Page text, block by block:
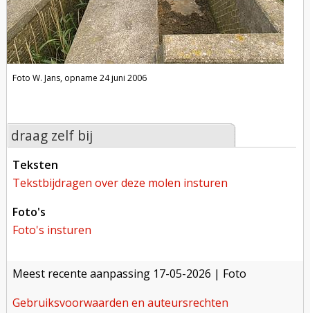
Foto W. Jans, opname 24 juni 2006
draag zelf bij
teksten
tekstbijdragen over deze molen insturen
foto's
foto's insturen
meest recente aanpassing 17-05-2026 | Foto
gebruiksvoorwaarden en auteursrechten